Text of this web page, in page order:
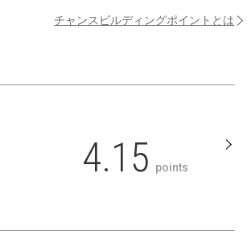
チャンスビルディングポイントとは
4.15 points